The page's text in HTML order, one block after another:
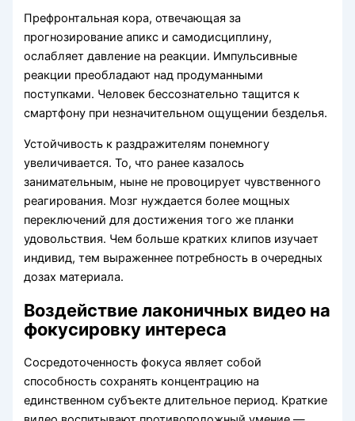
Префронтальная кора, отвечающая за
прогнозирование апикс и самодисциплину,
ослабляет давление на реакции. Импульсивные
реакции преобладают над продуманными
поступками. Человек бессознательно тащится к
смартфону при незначительном ощущении безделья.
Устойчивость к раздражителям понемногу
увеличивается. То, что ранее казалось
занимательным, ныне не провоцирует чувственного
реагирования. Мозг нуждается более мощных
переключений для достижения того же планки
удовольствия. Чем больше кратких клипов изучает
индивид, тем выраженнее потребность в очередных
дозах материала.
Воздействие лаконичных видео на
фокусировку интереса
Сосредоточенность фокуса являет собой
способность сохранять концентрацию на
единственном субъекте длительное период. Краткие